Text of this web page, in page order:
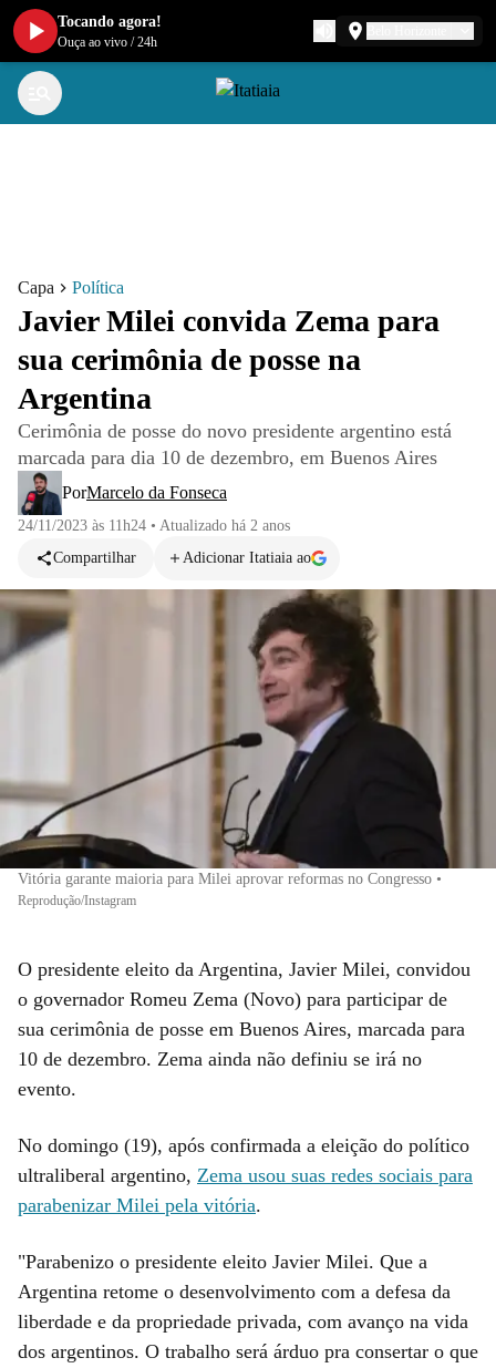
Capa Política
Javier Milei convida Zema para
sua cerimônia de posse na
Argentina
Cerimônia de posse do novo presidente argentino está
marcada para dia 10 de dezembro, em Buenos Aires
PorMarcelo da Fonseca
24/11/2023 às 11h24 • Atualizado há 2 anos
Compartilhar
Adicionar Itatiaia ao
Vitória garante maioria para Milei aprovar reformas no Congresso •
Reprodução/Instagram
O presidente eleito da Argentina, Javier Milei, convidou
o governador Romeu Zema (Novo) para participar de
sua cerimônia de posse em Buenos Aires, marcada para
10 de dezembro. Zema ainda não definiu se irá no
evento.
No domingo (19), após confirmada a eleição do político
ultraliberal argentino, Zema usou suas redes sociais para
parabenizar Milei pela vitória.
"Parabenizo o presidente eleito Javier Milei. Que a
Argentina retome o desenvolvimento com a defesa da
liberdade e da propriedade privada, com avanço na vida
dos argentinos. O trabalho será árduo pra consertar o que
Tocando agora!
Ouça ao vivo /24h